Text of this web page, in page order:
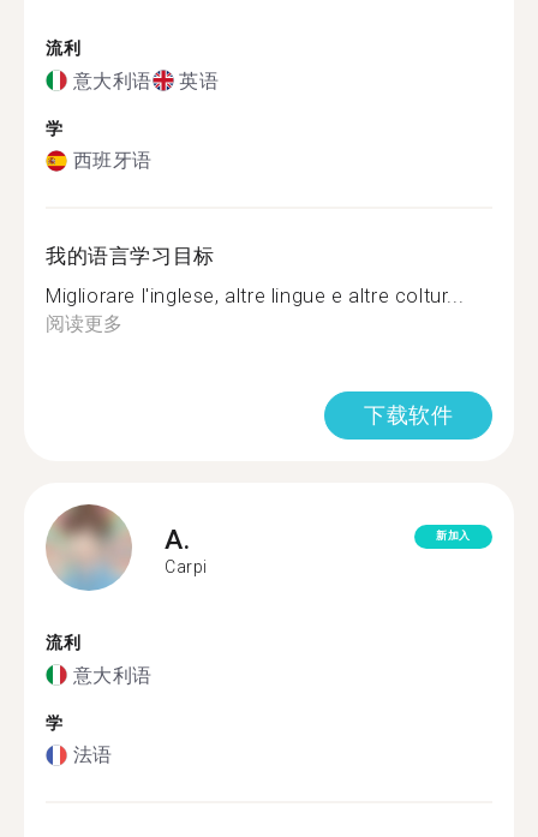
流利
意大利语 英语
学
西班牙语
我的语言学习目标
Migliorare l'inglese, altre lingue e altre coltur...
阅读更多
下载软件
A.
Carpi
新加入
流利
意大利语
学
法语